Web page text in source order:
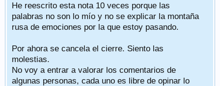
He reescrito esta nota 10 veces porque las
palabras no son lo mío y no se explicar la montaña
rusa de emociones por la que estoy pasando.
Por ahora se cancela el cierre. Siento las
molestias.
No voy a entrar a valorar los comentarios de
algunas personas, cada uno es libre de opinar lo